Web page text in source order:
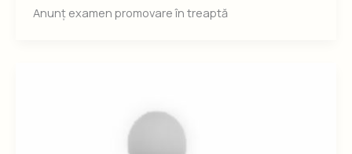
Anunț examen promovare în treaptă